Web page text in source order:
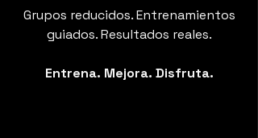
Grupos reducidos. Entrenamientos
guiados. Resultados reales.
Entrena. Mejora. Disfruta.